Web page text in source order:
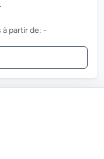
partir de: -